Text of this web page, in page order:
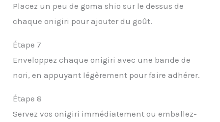
Placez un peu de goma shio sur le dessus de
chaque onigiri pour ajouter du goût.
Étape 7
Enveloppez chaque onigiri avec une bande de
nori, en appuyant légèrement pour faire adhérer.
Étape 8
Servez vos onigiri immédiatement ou emballez-